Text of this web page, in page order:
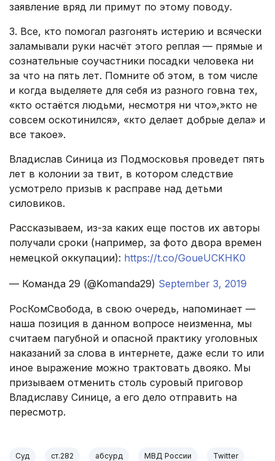
заявление вряд ли примут по этому поводу.
3. Все, кто помогал разгонять истерию и всячески
заламывали руки насчёт этого реплая — прямые и
сознательные соучастники посадки человека ни
за что на пять лет. Помните об этом, в том числе
и когда выделяете для себя из разного говна тех,
«кто остаётся людьми, несмотря ни что»,»кто не
совсем оскотинился», «кто делает добрые дела» и
все такое».
Владислав Синица из Подмосковья проведет пять
лет в колонии за твит, в котором следствие
усмотрело призыв к расправе над детьми
силовиков.
Рассказываем, из-за каких еще постов их авторы
получали сроки (например, за фото двора времен
немецкой оккупации): https://t.co/GoueUCKHK0
— Команда 29 (@Komanda29) September 3, 2019
РосКомСвобода, в свою очередь, напоминает —
наша позиция в данном вопросе неизменна, мы
считаем пагубной и опасной практику уголовных
наказаний за слова в интернете, даже если то или
иное выражение можно трактовать двояко. Мы
призываем отменить столь суровый приговор
Владиславу Синице, а его дело отправить на
пересмотр.
Суд ст.282 абсурд МВД России Twitter